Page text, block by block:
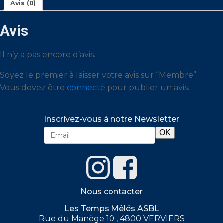
Avis (0)
Avis
Il n’y a pas encore d’avis.
Soyez le premier à laisser votre avis sur “Membre”
Vous devez être connecté pour publier un avis.
Inscrivez-vous à notre Newsletter
Nous contacter
Les Temps Mêlés ASBL
Rue du Manège 10 , 4800 VERVIERS